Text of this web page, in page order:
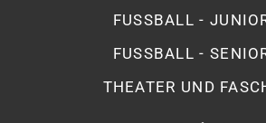
FUSSBALL -
FUSSBALL -
THEATER UND